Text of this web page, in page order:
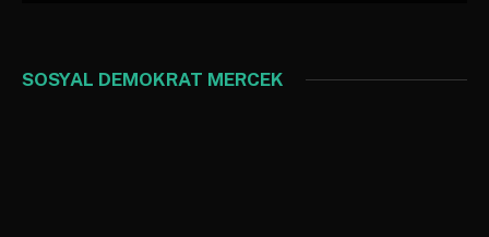
SOSYAL DEMOKRAT MERCEK